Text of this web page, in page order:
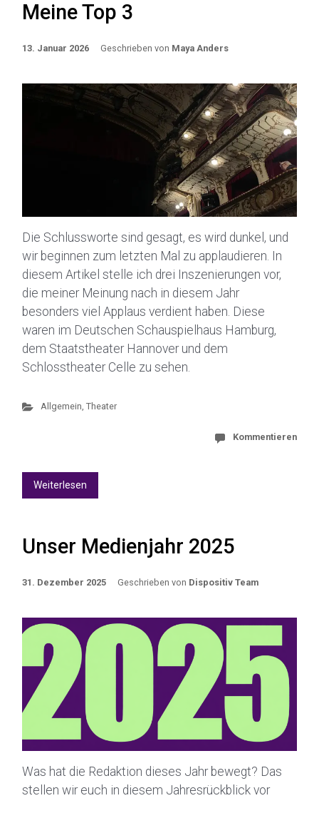
Meine Top 3
13. Januar 2026 Geschrieben von Maya Anders
Die Schlussworte sind gesagt, es wird dunkel, und
wir beginnen zum letzten Mal zu applaudieren. In
diesem Artikel stelle ich drei Inszenierungen vor,
die meiner Meinung nach in diesem Jahr
besonders viel Applaus verdient haben. Diese
waren im Deutschen Schauspielhaus Hamburg,
dem Staatstheater Hannover und dem
Schlosstheater Celle zu sehen.
Allgemein, Theater
Kommentieren
Weiterlesen
Unser Medienjahr 2025
31. Dezember 2025 Geschrieben von Dispositiv Team
Was hat die Redaktion dieses Jahr bewegt? Das
stellen wir euch in diesem Jahresrückblick vor